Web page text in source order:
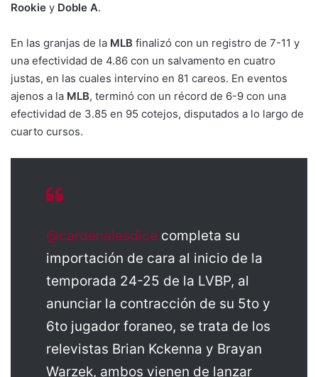
Rookie y Doble A.
En las granjas de la MLB finalizó con un registro de 7-11 y
una efectividad de 4.86 con un salvamento en cuatro
justas, en las cuales intervino en 81 careos. En eventos
ajenos a la MLB, terminó con un récord de 6-9 con una
efectividad de 3.85 en 95 cotejos, disputados a lo largo de
cuarto cursos.
@cardenalesdice completa su
importación de cara al inicio de la
temporada 24-25 de la LVBP, al
anunciar la contracción de su 5to y
6to jugador foraneo, se trata de los
relevistas Brian Kckenna y Brayan
Warzek, ambos vienen de lanzar